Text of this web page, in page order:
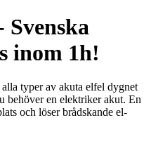
inom 1h!
typer av akuta elfel dygnet
behöver en elektriker akut. En
och löser brådskande el-